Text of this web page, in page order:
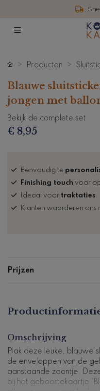
Producten
Blauwe
jongen met
Bekijk de complete set
€ 8,95
Eenvoudig te
Finishing touch voor
Ideaal voor traktaties
Klanten waarderen ons
Prijzen
Omschrijving
Plak deze leuke, blauwe
de enveloppen van de
aanstaande zoontje.
bij het geboortekaartje